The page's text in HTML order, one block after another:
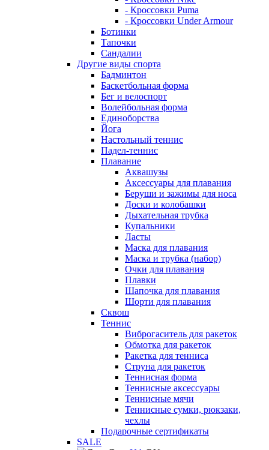
- Кроссовки Puma
- Кроссовки Under Armour
Ботинки
Тапочки
Сандалии
Другие виды спорта
Бадминтон
Баскетбольная форма
Бег и велоспорт
Волейбольная форма
Единоборства
Йога
Настольный теннис
Падел-теннис
Плавание
Аквашузы
Аксессуары для плавания
Беруши и зажимы для носа
Доски и колобашки
Дыхательная трубка
Купальники
Ласты
Маска для плавания
Маска и трубка (набор)
Очки для плавания
Плавки
Шапочка для плавания
Шорти для плавания
Сквош
Теннис
Виброгаситель для ракеток
Обмотка для ракеток
Ракетка для тенниса
Струна для ракеток
Теннисная форма
Теннисные аксессуары
Теннисные мячи
Теннисные сумки, рюкзаки,
чехлы
Подарочные сертификаты
SALE